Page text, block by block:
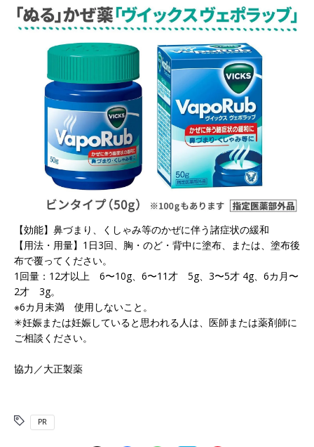
【効能】鼻づまり、くしゃみ等のかぜに伴う諸症状の緩和
【用法・用量】1日3回、胸・のど・背中に塗布、または、塗布後
布で覆ってください。
1回量：12才以上 6〜10g、6〜11才 5g、3〜5才 4g、6カ月〜
2才 3g。
※︎6カ月未満 使用しないこと。
✳︎妊娠または妊娠していると思われる人は、医師または薬剤師に
ご相談ください。
協力／大正製薬
PR